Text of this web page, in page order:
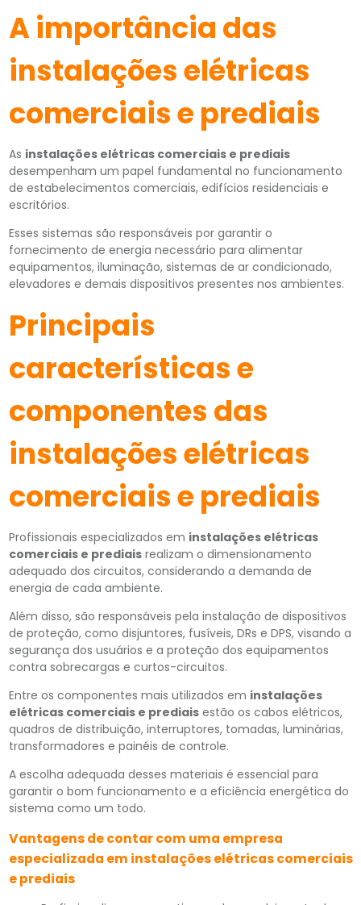
A importância das
instalações elétricas
comerciais e prediais
As instalações elétricas comerciais e prediais
desempenham um papel fundamental no funcionamento
de estabelecimentos comerciais, edifícios residenciais e
escritórios.
Esses sistemas são responsáveis por garantir o
fornecimento de energia necessário para alimentar
equipamentos, iluminação, sistemas de ar condicionado,
elevadores e demais dispositivos presentes nos ambientes.
Principais
características e
componentes das
instalações elétricas
comerciais e prediais
Profissionais especializados em instalações elétricas
comerciais e prediaisrealizam o dimensionamento
adequado dos circuitos, considerando a demanda de
energia de cada ambiente.
Além disso, são responsáveis pela instalação de dispositivos
de proteção, como disjuntores, fusíveis, DRs e DPS, visando a
segurança dos usuários e a proteção dos equipamentos
contra sobrecargas e curtos-circuitos.
Entre os componentes mais utilizados em instalações
elétricas comerciais e prediaisestão os cabos elétricos,
quadros de distribuição, interruptores, tomadas, luminárias,
transformadores e painéis de controle.
A escolha adequada desses materiais é essencial para
garantir o bom funcionamento e a eficiência energética do
sistema como um todo.
Vantagens de contar com uma empresa
especializada em instalações elétricas comerciais
e prediais